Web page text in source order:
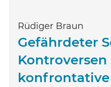
Rüdiger Braun
Gefährdeter
Kontroversen
konfrontative